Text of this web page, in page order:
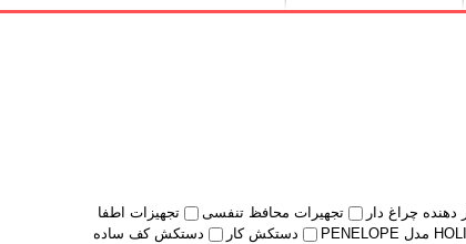
دهنده چراغ دار تجهیرات محافظ تنفسی
تجهیزات اطفا
دستکش کار
دستکش کف ساده